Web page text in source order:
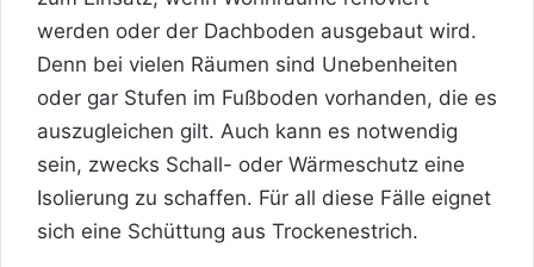
werden oder der Dachboden ausgebaut wird.
Denn bei vielen Räumen sind Unebenheiten
oder gar Stufen im Fußboden vorhanden, die es
auszugleichen gilt. Auch kann es notwendig
sein, zwecks Schall- oder Wärmeschutz eine
Isolierung zu schaffen. Für all diese Fälle eignet
sich eine Schüttung aus Trockenestrich.